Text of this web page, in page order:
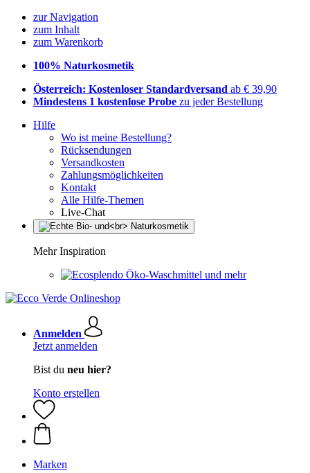
zur Navigation
zum Inhalt
zum Warenkorb
100% Naturkosmetik
Österreich: Kostenloser Standardversand ab € 39,90
Mindestens 1 kostenlose Probe zu jeder Bestellung
Hilfe
Wo ist meine Bestellung?
Rücksendungen
Versandkosten
Zahlungsmöglichkeiten
Kontakt
Alle Hilfe-Themen
Live-Chat
Mehr Inspiration
Öko-Waschmittel und mehr
Anmelden
Jetzt anmelden
Bist du neu hier?
Konto erstellen
Marken